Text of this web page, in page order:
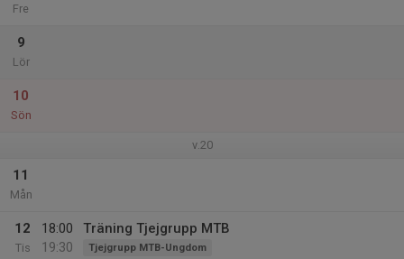
Fre
9
Lör
10
Sön
v.20
11
Mån
12
Tis
18:00
19:30
Träning Tjejgrupp MTB
Tjejgrupp MTB-Ungdom